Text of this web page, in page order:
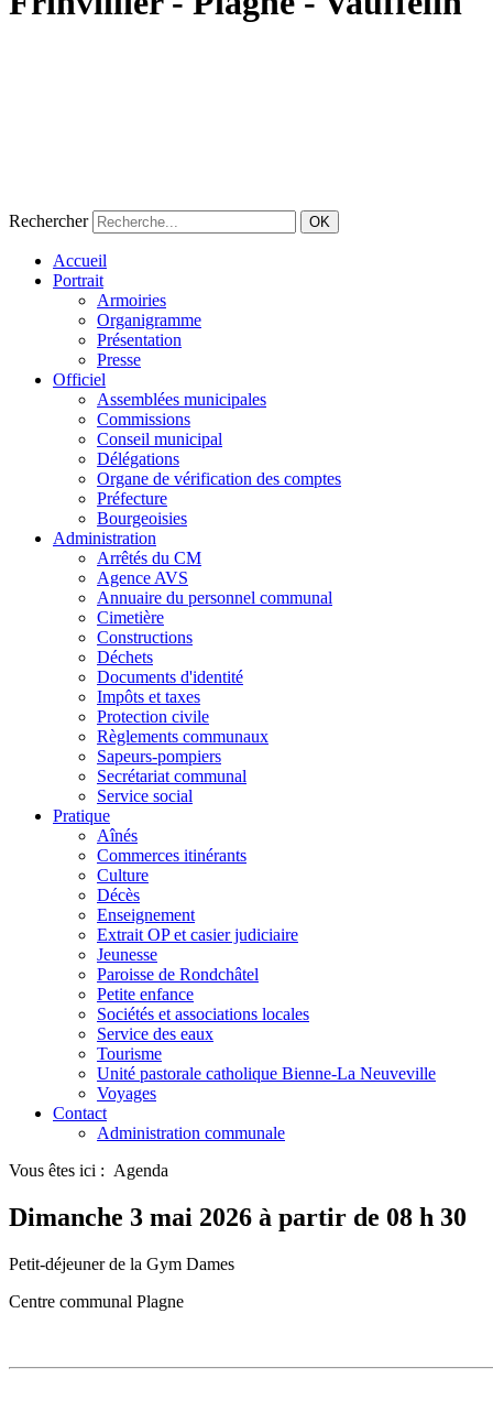
Rechercher OK
Accueil
Portrait
Armoiries
Organigramme
Présentation
Presse
Officiel
Assemblées municipales
Commissions
Conseil municipal
Délégations
Organe de vérification des comptes
Préfecture
Bourgeoisies
Administration
Arrêtés du CM
Agence AVS
Annuaire du personnel communal
Cimetière
Constructions
Déchets
Documents d'identité
Impôts et taxes
Protection civile
Règlements communaux
Sapeurs-pompiers
Secrétariat communal
Service social
Pratique
Aînés
Commerces itinérants
Culture
Décès
Enseignement
Extrait OP et casier judiciaire
Jeunesse
Paroisse de Rondchâtel
Petite enfance
Sociétés et associations locales
Service des eaux
Tourisme
Unité pastorale catholique Bienne-La Neuveville
Voyages
Contact
Administration communale
Vous êtes ici : Agenda
Dimanche 3 mai 2026 à partir de 08 h 30
Petit-déjeuner de la Gym Dames
Centre communal Plagne